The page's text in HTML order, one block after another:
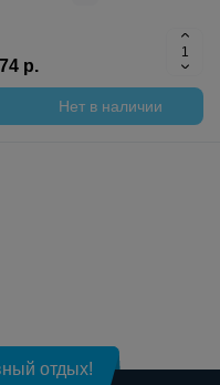
р.
Нет в наличии
отдых!